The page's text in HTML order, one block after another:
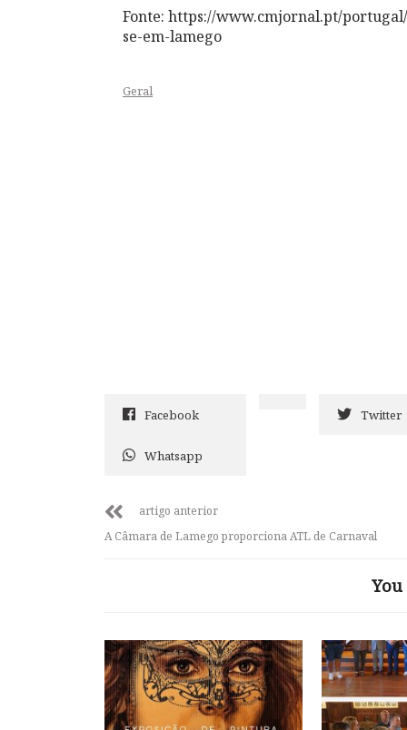
Fonte: https://www.cmjornal.pt/
se-em-lamego
Geral
Facebook Twitter
Whatsapp
artigo anterior
A Câmara de Lamego proporciona ATL de Carnaval